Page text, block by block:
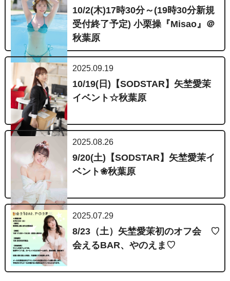
10/2(木)17時30分～(19時30分新規
受付終了予定) 小栗操『Misao』＠
秋葉原
2025.09.19
10/19(日)【SODSTAR】矢埜愛茉
イベント☆秋葉原
2025.08.26
9/20(土)【SODSTAR】矢埜愛茉イ
ベント❀秋葉原
2025.07.29
8/23（土）矢埜愛茉初のオフ会 ♡
会えるBAR、やのえま♡